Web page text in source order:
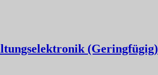
(Geringfügig)